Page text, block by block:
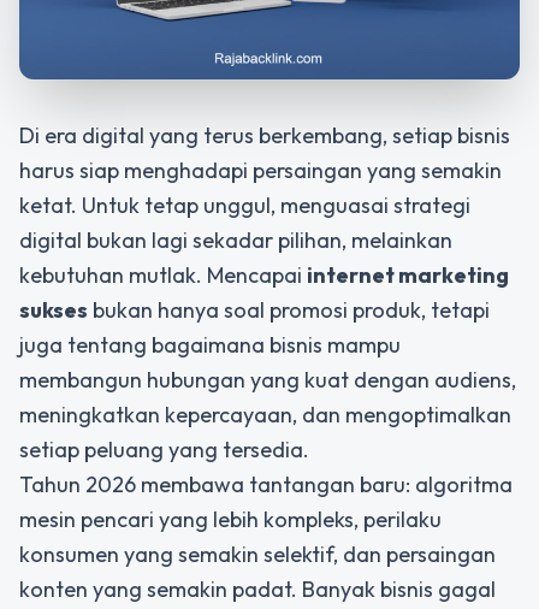
Di era digital yang terus berkembang, setiap bisnis
harus siap menghadapi persaingan yang semakin
ketat. Untuk tetap unggul, menguasai strategi
digital bukan lagi sekadar pilihan, melainkan
kebutuhan mutlak. Mencapai internet marketing
sukses bukan hanya soal promosi produk, tetapi
juga tentang bagaimana bisnis mampu
membangun hubungan yang kuat dengan audiens,
meningkatkan kepercayaan, dan mengoptimalkan
setiap peluang yang tersedia.
Tahun 2026 membawa tantangan baru: algoritma
mesin pencari yang lebih kompleks, perilaku
konsumen yang semakin selektif, dan persaingan
konten yang semakin padat. Banyak bisnis gagal